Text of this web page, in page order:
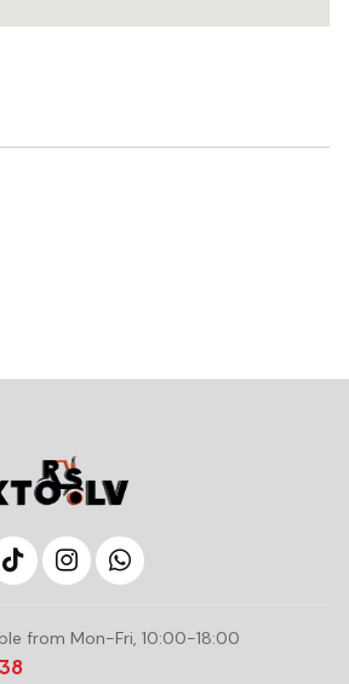
from Mon-Fri, 10:00-18:00